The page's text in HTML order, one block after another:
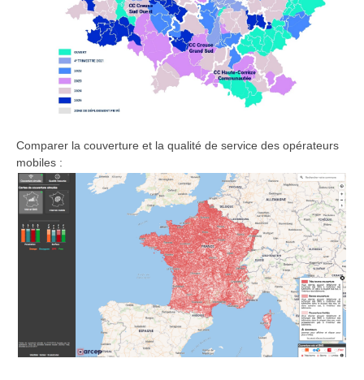
Comparer la couverture et la qualité de service des opérateurs
mobiles :